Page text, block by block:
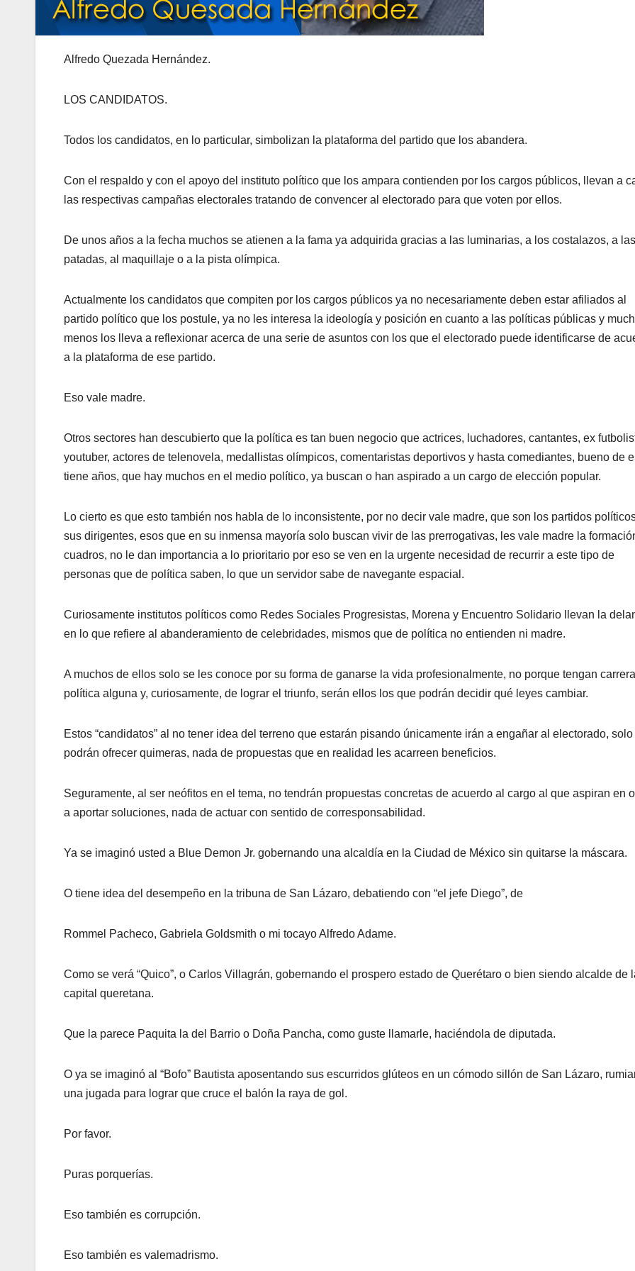
Alfredo Quezada Hernández.
LOS CANDIDATOS.
Todos los candidatos, en lo particular, simbolizan la plataforma del partido que los abandera.
Con el respaldo y con el apoyo del instituto político que los ampara contienden por los cargos públicos, llevan a
las respectivas campañas electorales tratando de convencer al electorado para que voten por ellos.
De unos años a la fecha muchos se atienen a la fama ya adquirida gracias a las luminarias, a los costalazos, a las
patadas, al maquillaje o a la pista olímpica.
Actualmente los candidatos que compiten por los cargos públicos ya no necesariamente deben estar afiliados al
partido político que los postule, ya no les interesa la ideología y posición en cuanto a las políticas públicas y
menos los lleva a reflexionar acerca de una serie de asuntos con los que el electorado puede identificarse de
a la plataforma de ese partido.
Eso vale madre.
Otros sectores han descubierto que la política es tan buen negocio que actrices, luchadores, cantantes, ex
youtuber, actores de telenovela, medallistas olímpicos, comentaristas deportivos y hasta comediantes, bueno de
tiene años, que hay muchos en el medio político, ya buscan o han aspirado a un cargo de elección popular.
Lo cierto es que esto también nos habla de lo inconsistente, por no decir vale madre, que son los partidos
sus dirigentes, esos que en su inmensa mayoría solo buscan vivir de las prerrogativas, les vale madre la
cuadros, no le dan importancia a lo prioritario por eso se ven en la urgente necesidad de recurrir a este tipo de
personas que de política saben, lo que un servidor sabe de navegante espacial.
Curiosamente institutos políticos como Redes Sociales Progresistas, Morena y Encuentro Solidario llevan la
en lo que refiere al abanderamiento de celebridades, mismos que de política no entienden ni madre.
A muchos de ellos solo se les conoce por su forma de ganarse la vida profesionalmente, no porque tengan carrera
política alguna y, curiosamente, de lograr el triunfo, serán ellos los que podrán decidir qué leyes cambiar.
Estos “candidatos” al no tener idea del terreno que estarán pisando únicamente irán a engañar al electorado,
podrán ofrecer quimeras, nada de propuestas que en realidad les acarreen beneficios.
Seguramente, al ser neófitos en el tema, no tendrán propuestas concretas de acuerdo al cargo al que aspiran en
a aportar soluciones, nada de actuar con sentido de corresponsabilidad.
Ya se imaginó usted a Blue Demon Jr. gobernando una alcaldía en la Ciudad de México sin quitarse la máscara.
O tiene idea del desempeño en la tribuna de San Lázaro, debatiendo con “el jefe Diego”, de
Rommel Pacheco, Gabriela Goldsmith o mi tocayo Alfredo Adame.
Como se verá “Quico”, o Carlos Villagrán, gobernando el prospero estado de Querétaro o bien siendo alcalde de
capital queretana.
Que la parece Paquita la del Barrio o Doña Pancha, como guste llamarle, haciéndola de diputada.
O ya se imaginó al “Bofo” Bautista aposentando sus escurridos glúteos en un cómodo sillón de San Lázaro,
una jugada para lograr que cruce el balón la raya de gol.
Por favor.
Puras porquerías.
Eso también es corrupción.
Eso también es valemadrismo.